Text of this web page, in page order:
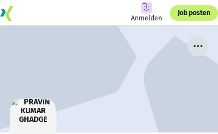
Anmelden
Job posten